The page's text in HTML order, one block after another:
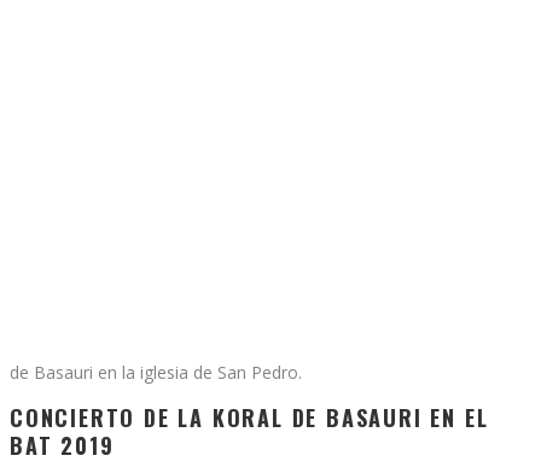
de Basauri en la iglesia de San Pedro.
CONCIERTO DE LA KORAL DE BASAURI EN EL
BAT 2019